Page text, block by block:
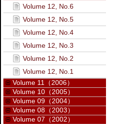
Volume 12, No.6
Volume 12, No.5
Volume 12, No.4
Volume 12, No.3
Volume 12, No.2
Volume 12, No.1
Volume 11（2006）
Volume 10（2005）
Volume 09（2004）
Volume 08（2003）
Volume 07（2002）